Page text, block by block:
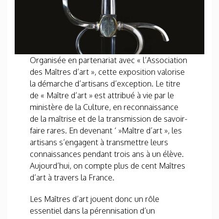
Organisée en partenariat avec « l’Association
des Maîtres d’art », cette exposition valorise
la démarche d’artisans d’exception. Le titre
de « Maître d’art » est attribué à vie par le
ministère de la Culture, en reconnaissance
de la maîtrise et de la transmission de savoir-
faire rares. En devenant ‘ »Maître d’art », les
artisans s’engagent à transmettre leurs
connaissances pendant trois ans à un élève.
Aujourd’hui, on compte plus de cent Maîtres
d’art à travers la France.
Les Maîtres d’art jouent donc un rôle
essentiel dans la pérennisation d’un